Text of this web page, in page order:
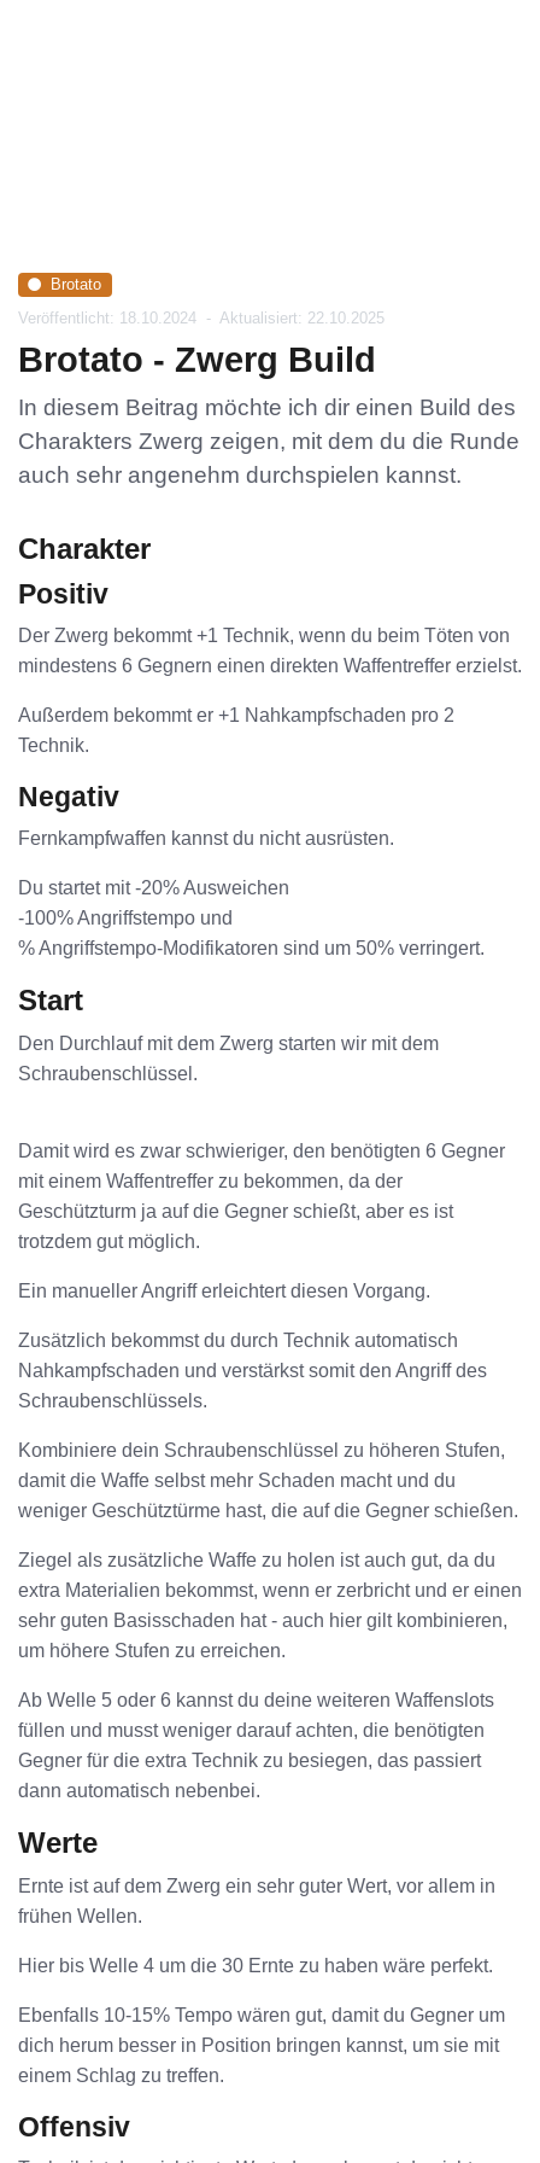
Brotato
Veröffentlicht: 18.10.2024 - Aktualisiert: 22.10.2025
Brotato - Zwerg Build
In diesem Beitrag möchte ich dir einen Build des
Charakters Zwerg zeigen, mit dem du die Runde
auch sehr angenehm durchspielen kannst.
Charakter
Positiv
Der Zwerg bekommt +1 Technik, wenn du beim Töten von
mindestens 6 Gegnern einen direkten Waffentreffer erzielst.
Außerdem bekommt er +1 Nahkampfschaden pro 2
Technik.
Negativ
Fernkampfwaffen kannst du nicht ausrüsten.
Du startet mit -20% Ausweichen
-100% Angriffstempo und
% Angriffstempo-Modifikatoren sind um 50% verringert.
Start
Den Durchlauf mit dem Zwerg starten wir mit dem
Schraubenschlüssel.
Damit wird es zwar schwieriger, den benötigten 6 Gegner
mit einem Waffentreffer zu bekommen, da der
Geschützturm ja auf die Gegner schießt, aber es ist
trotzdem gut möglich.
Ein manueller Angriff erleichtert diesen Vorgang.
Zusätzlich bekommst du durch Technik automatisch
Nahkampfschaden und verstärkst somit den Angriff des
Schraubenschlüssels.
Kombiniere dein Schraubenschlüssel zu höheren Stufen,
damit die Waffe selbst mehr Schaden macht und du
weniger Geschütztürme hast, die auf die Gegner schießen.
Ziegel als zusätzliche Waffe zu holen ist auch gut, da du
extra Materialien bekommst, wenn er zerbricht und er einen
sehr guten Basisschaden hat - auch hier gilt kombinieren,
um höhere Stufen zu erreichen.
Ab Welle 5 oder 6 kannst du deine weiteren Waffenslots
füllen und musst weniger darauf achten, die benötigten
Gegner für die extra Technik zu besiegen, das passiert
dann automatisch nebenbei.
Werte
Ernte ist auf dem Zwerg ein sehr guter Wert, vor allem in
frühen Wellen.
Hier bis Welle 4 um die 30 Ernte zu haben wäre perfekt.
Ebenfalls 10-15% Tempo wären gut, damit du Gegner um
dich herum besser in Position bringen kannst, um sie mit
einem Schlag zu treffen.
Offensiv